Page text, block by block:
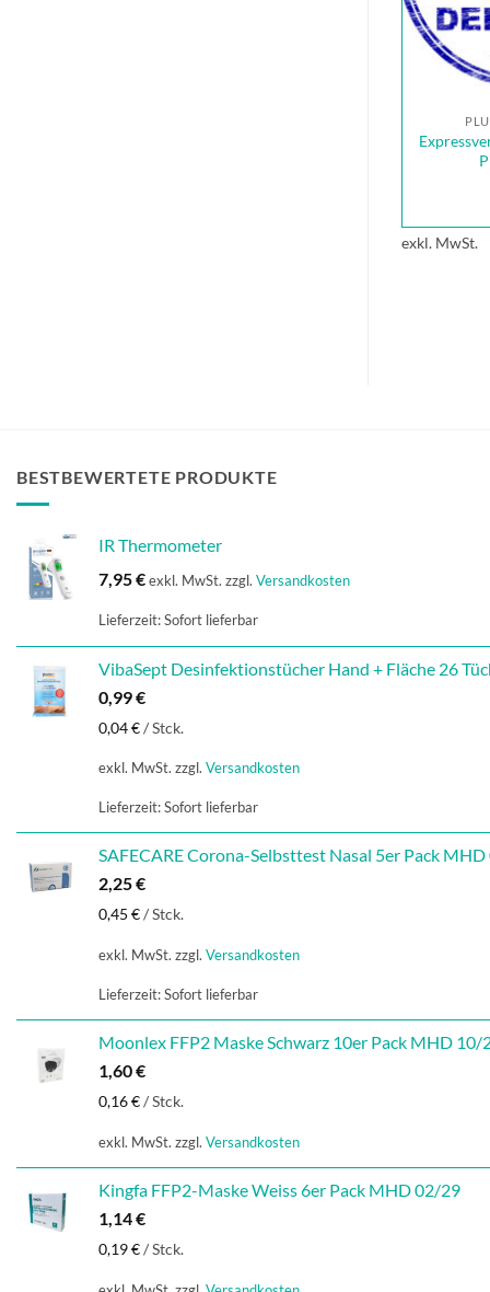
exkl. MwSt.
BESTBEWERTETE PRODUKTE
IR Thermometer
7,95€exkl. MwSt. zzgl. Versandkosten
Lieferzeit:Sofort lieferbar
VibaSept Desinfektionstücher Hand + Fläche 26
0,99€
0,04€/Stck.
exkl. MwSt. zzgl. Versandkosten
Lieferzeit:Sofort lieferbar
SAFECARE Corona-Selbsttest Nasal 5er Pack
2,25€
0,45 €/Stck.
exkl. MwSt. zzgl. Versandkosten
Lieferzeit:Sofort lieferbar
Moonlex FFP2 Maske Schwarz 10er Pack MHD 10/
1,60€
0,16€/Stck.
exkl. MwSt. zzgl. Versandkosten
Kingfa FFP2-Maske Weiss 6er Pack MHD 02/29
1,14€
0,19€/Stck.